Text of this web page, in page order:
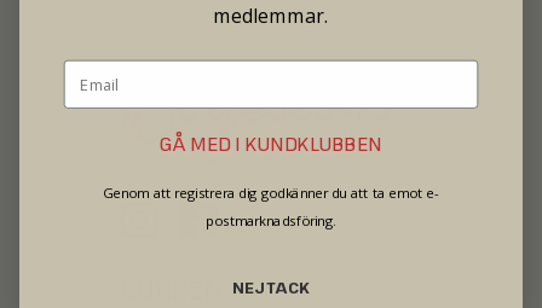
medlemmar.
GÅ MED I KUNDKLUBBEN
Genom att registrera dig godkänner du att ta emot e-
postmarknadsföring.
NEJ TACK